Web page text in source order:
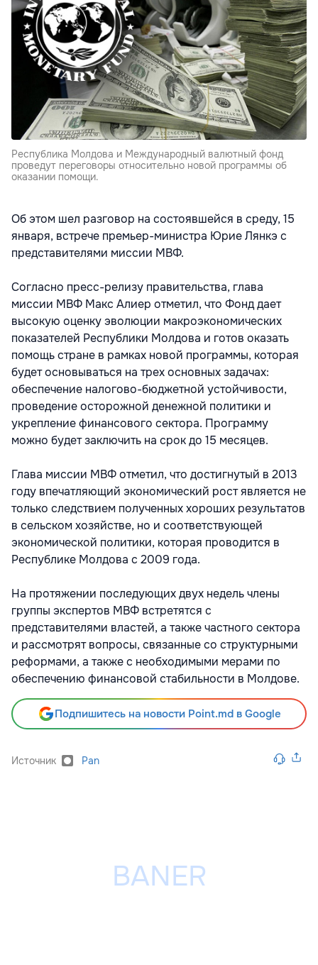
Республика Молдова и Международный валютный фонд
проведут переговоры относительно новой программы об
оказании помощи.
Об этом шел разговор на состоявшейся в среду, 15
января, встрече премьер-министра Юрие Лянкэ с
представителями миссии МВФ.
Согласно пресс-релизу правительства, глава
миссии МВФ Макс Алиер отметил, что Фонд дает
высокую оценку эволюции макроэкономических
показателей Республики Молдова и готов оказать
помощь стране в рамках новой программы, которая
будет основываться на трех основных задачах:
обеспечение налогово-бюджетной устойчивости,
проведение осторожной денежной политики и
укрепление финансового сектора. Программу
можно будет заключить на срок до 15 месяцев.
Глава миссии МВФ отметил, что достигнутый в 2013
году впечатляющий экономический рост является не
только следствием полученных хороших результатов
в сельском хозяйстве, но и соответствующей
экономической политики, которая проводится в
Республике Молдова с 2009 года.
На протяжении последующих двух недель члены
группы экспертов МВФ встретятся с
представителями властей, а также частного сектора
и рассмотрят вопросы, связанные со структурными
реформами, а также с необходимыми мерами по
обеспечению финансовой стабильности в Молдове.
Подпишитесь на новости Point.md в Google
Источник Pan